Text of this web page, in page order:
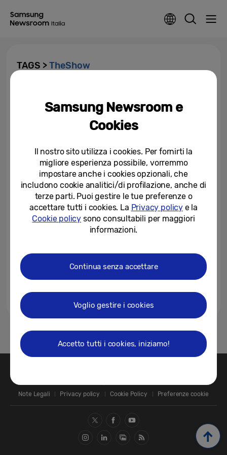
TAGS >TheShow
di Roma presso il centro
commerciale “Porta di Roma”
Note Legali
Privacy policy Cookie Policy Preferenze cookie
Samsung Newsroom e
Cookies
Il nostro sito utilizza i cookies. Per fornirti la
migliore esperienza possibile, vorremmo
impostare anche i cookies opzionali, che
includono cookie analitici/di profilazione, anche di
terze parti. Puoi gestire le tue preferenze o
accettare tutti i cookies. La Privacy policye la
Cookie policy sono consultabili per maggiori
informazioni.
Continua senza accettare
Voglio gestire i cookies
Accetto tutti i cookies, iniziamo!